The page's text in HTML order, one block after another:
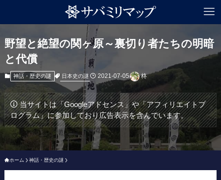
野望と絶望の関ヶ原～裏切り者たちの明暗
と代償
神話・歴史の謎 日本史の謎 2021-07-05 柊
当サイトは「Googleアドセンス」や「アフィリエイトプ
ログラム」に参加しており広告表示を含んでいます。
ホーム 神話・歴史の謎